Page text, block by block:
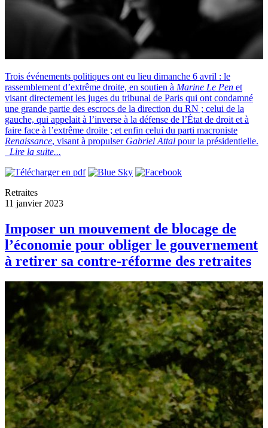
Trois événements politiques ont eu lieu dimanche 6 avril : le
rassemblement d’extrême droite, en soutien à Marine Le Pen et
visant directement les juges du tribunal de Paris qui ont condamné
une grande partie des escrocs de la direction du RN ; celui de la
gauche, qui appelait à l’inverse à la défense de l’État de droit et à
faire face à l’extrême droite ; et enfin celui du parti macroniste
Renaissance, visant à propulser Gabriel Attal pour la présidentielle.
Lire la suite...
Retraites
11 janvier 2023
Imposer un mouvement de blocage de
l’économie pour obliger le gouvernement
à retirer sa contre-réforme des retraites